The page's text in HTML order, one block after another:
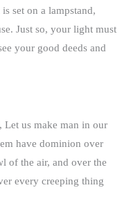
set on a lampstand,
Just so, your light must
your good deeds and
Let us make man in our
have dominion over
of the air, and over the
every creeping thing